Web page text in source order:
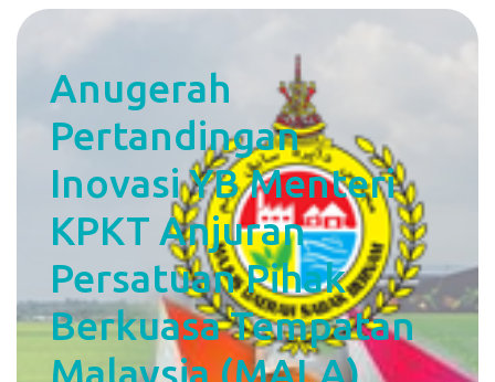
Anugerah
Pertandingan
Inovasi YB Menteri
KPKT Anjuran
Persatuan Pihak
Berkuasa Tempatan
Malaysia (MALA)